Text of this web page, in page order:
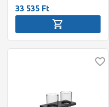
33 535 Ft